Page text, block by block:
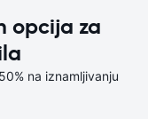
opcija za
na iznamljivanju